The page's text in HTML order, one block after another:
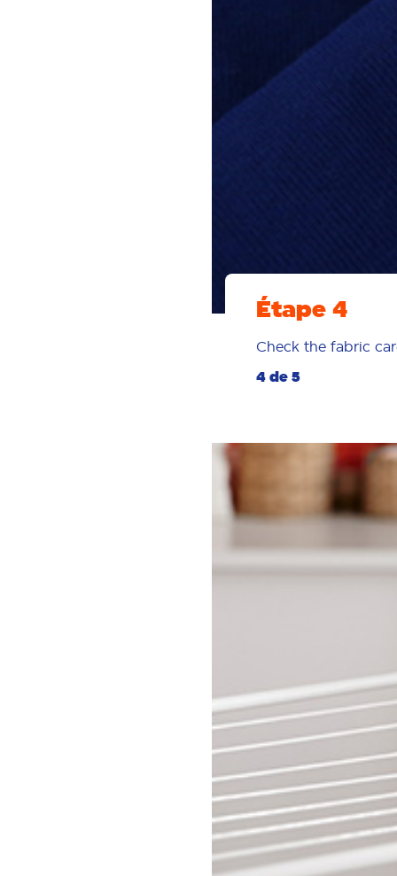
Étape 4
Check the fabric
4 de 5